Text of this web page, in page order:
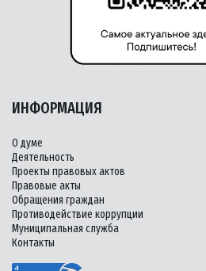
ИНФОРМАЦИЯ
О думе
Деятельность
Проекты правовых актов
Правовые акты
Обращения граждан
Противодействие коррупции
Муниципальная служба
Контакты